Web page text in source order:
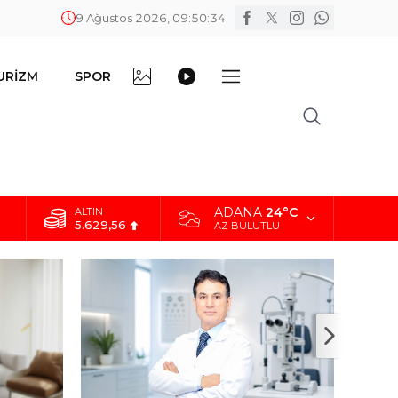
9 Ağustos 2026, 09:50:35
SPOR
ALTIN
5.629,56
BİST
42,2340
EURO
48,8802
ADANA 24°C
AZ BULUTLU